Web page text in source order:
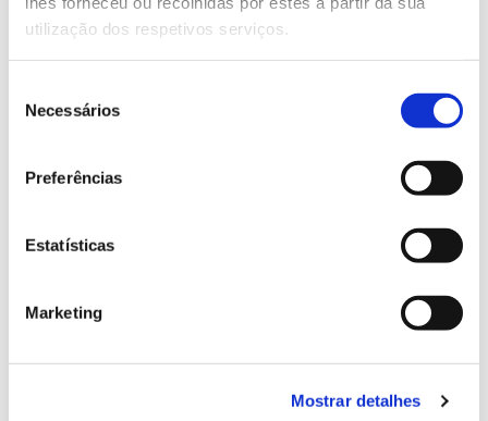
utilização dos respetivos serviços.
Necessários
Preferências
Estatísticas
Marketing
Mostrar detalhes
território continental (de um total de 174
identificados com esta carência e nos quais se que
A primazia do cadastro no Norte e Centro deve-se
proprietários nestas regiões, onde os terrenos são
muito pequenos e fragmentados, características que
implementação de estratégias mais consistentes, seja
no ordenamento e coesão do território ou na gestão
Acresce que os concelhos do Sul tinham sido já alvo
de umCadastro Geométrico da Propriedade Rústica.